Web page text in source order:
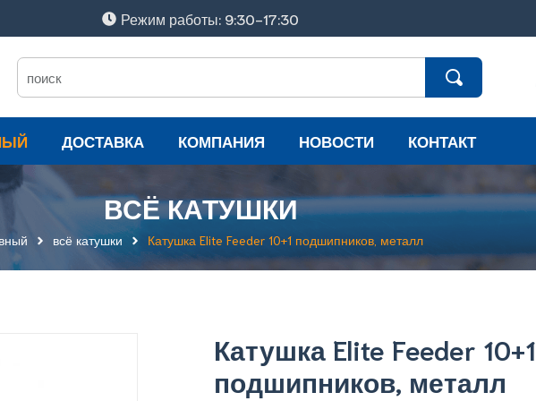
Режим работы: 9:30-17:30
ДОСТАВКА КОМПАНИЯ НОВОСТИ КОНТАКТ
ВСЁ КАТУШКИ
всё катушки Катушка Elite Feeder 10+1 подшипников, металл
Катушка Elite Feeder 10+1
подшипников, металл